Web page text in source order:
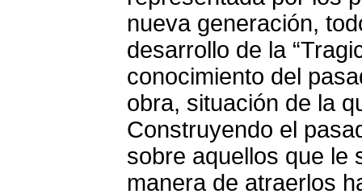
nueva generación,
desarrollo de la
conocimiento del
obra, situación de la
Construyendo el
sobre aquellos que le
manera de atraerlos